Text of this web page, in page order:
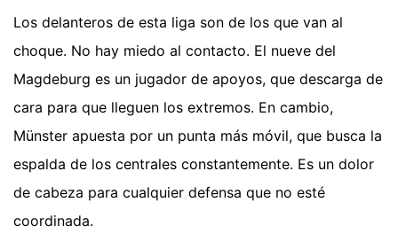
Los delanteros de esta liga son de los que van al
choque. No hay miedo al contacto. El nueve del
Magdeburg es un jugador de apoyos, que descarga de
cara para que lleguen los extremos. En cambio,
Münster apuesta por un punta más móvil, que busca la
espalda de los centrales constantemente. Es un dolor
de cabeza para cualquier defensa que no esté
coordinada.